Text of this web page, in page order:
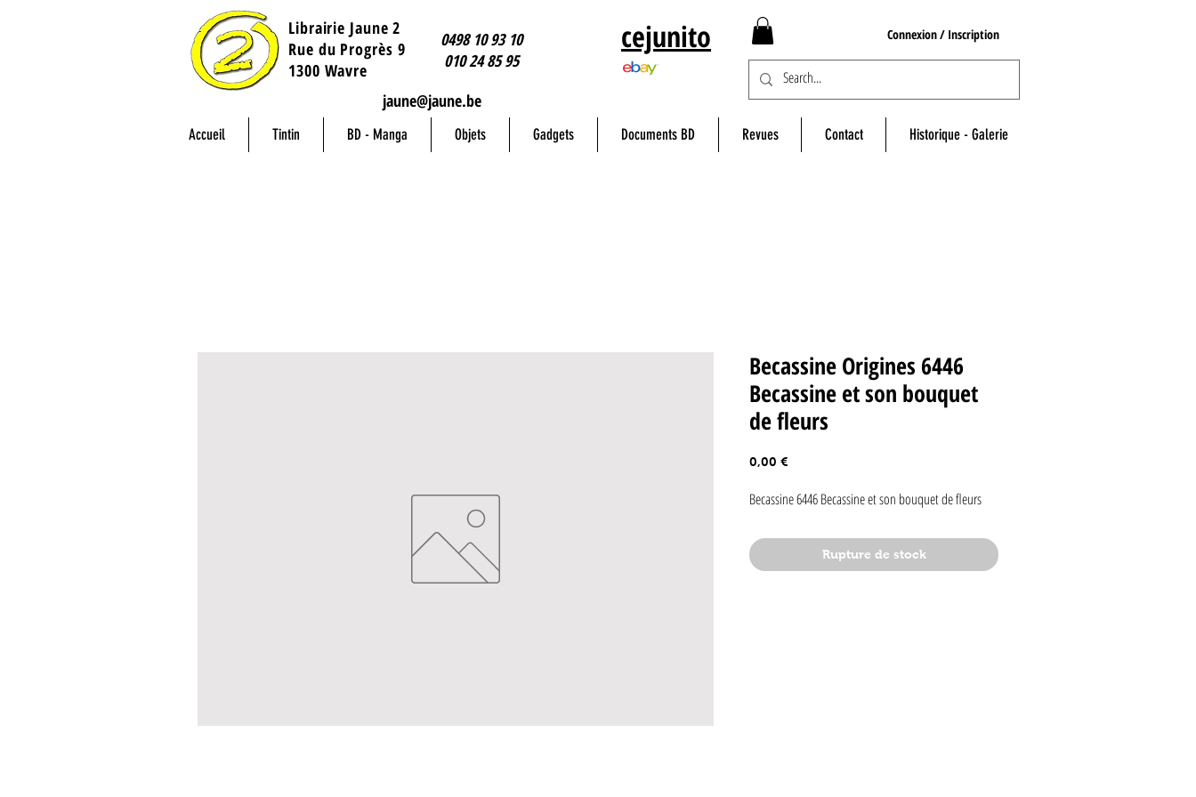
Librairie Jaune 2
​Rue du Progrès 9
1300 Wavre
0498 10 93 10
010 24 85 95
jaune@jaune.be
cejunito Connexion / Inscription
Accueil Tintin BD - Manga Objets Gadgets Documents BD Revues Contact Historique - Galerie
Becassine Origines 6446
Becassine et son bouquet
de fleurs
0,00 €
Becassine 6446 Becassine et son bouquet de fleurs
Rupture de stock